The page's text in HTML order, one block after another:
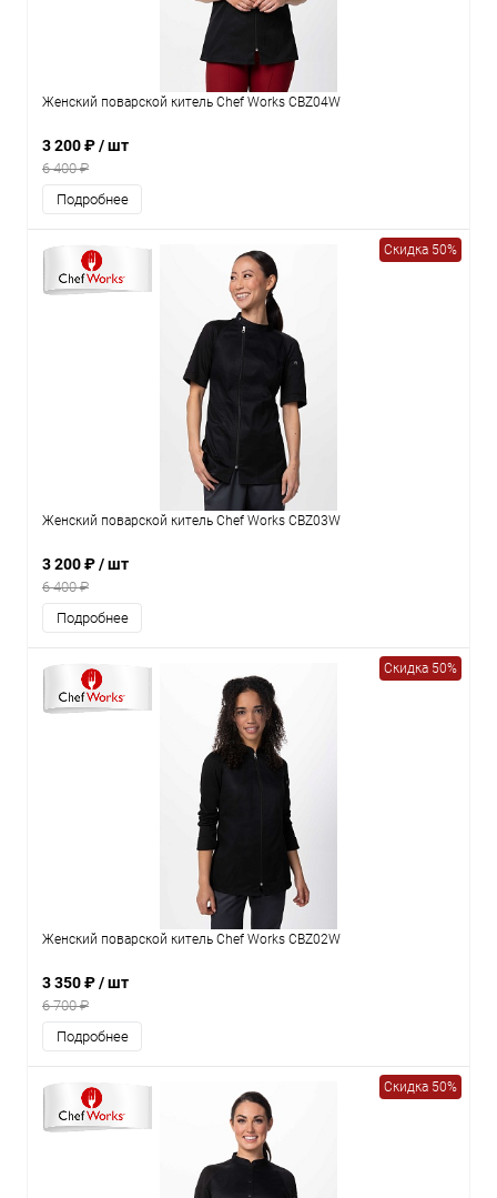
Женский поварской китель Chef Works CBZ04W
3 200 ₽/ шт
6 400 ₽
Подробнее
Скидка 50%
Женский поварской китель Chef Works CBZ03W
3 200 ₽/ шт
6 400 ₽
Подробнее
Скидка 50%
Женский поварской китель Chef Works CBZ02W
3 350 ₽/ шт
6 700 ₽
Подробнее
Скидка 50%